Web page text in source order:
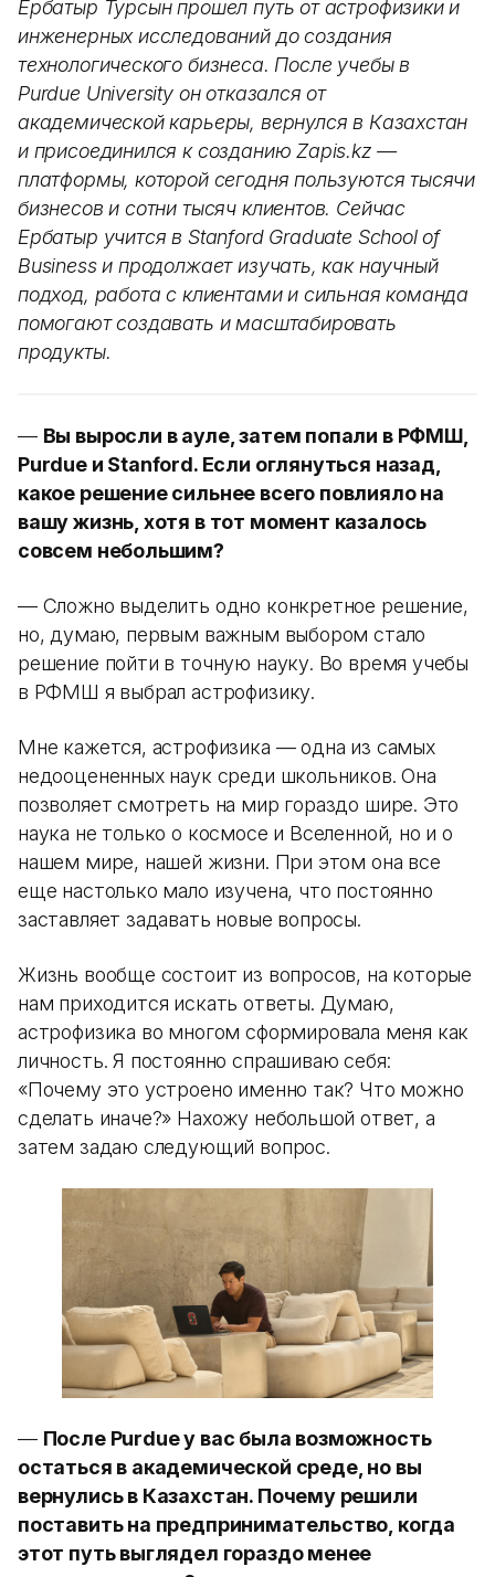
Ербатыр Турсын прошел путь от астрофизики и
инженерных исследований до создания
технологического бизнеса. После учебы в
Purdue University он отказался от
академической карьеры, вернулся в Казахстан
и присоединился к созданию Zapis.kz —
платформы, которой сегодня пользуются тысячи
бизнесов и сотни тысяч клиентов. Сейчас
Ербатыр учится в Stanford Graduate School of
Business и продолжает изучать, как научный
подход, работа с клиентами и сильная команда
помогают создавать и масштабировать
продукты.
— Вы выросли в ауле, затем попали в РФМШ,
Purdue и Stanford. Если оглянуться назад,
какое решение сильнее всего повлияло на
вашу жизнь, хотя в тот момент казалось
совсем небольшим?
— Сложно выделить одно конкретное решение,
но, думаю, первым важным выбором стало
решение пойти в точную науку. Во время учебы
в РФМШ я выбрал астрофизику.
Мне кажется, астрофизика — одна из самых
недооцененных наук среди школьников. Она
позволяет смотреть на мир гораздо шире. Это
наука не только о космосе и Вселенной, но и о
нашем мире, нашей жизни. При этом она все
еще настолько мало изучена, что постоянно
заставляет задавать новые вопросы.
Жизнь вообще состоит из вопросов, на которые
нам приходится искать ответы. Думаю,
астрофизика во многом сформировала меня как
личность. Я постоянно спрашиваю себя:
«Почему это устроено именно так? Что можно
сделать иначе?» Нахожу небольшой ответ, а
затем задаю следующий вопрос.
— После Purdue у вас была возможность
остаться в академической среде, но вы
вернулись в Казахстан. Почему решили
поставить на предпринимательство, когда
этот путь выглядел гораздо менее